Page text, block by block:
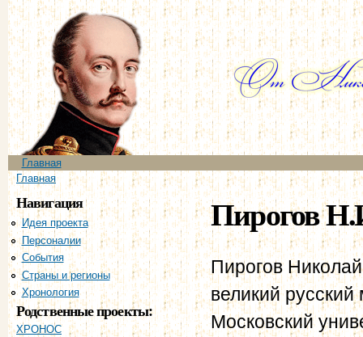
Главное меню
Главная
Вы здесь
Главная
Навигация
Идея проекта
Персоналии
События
Страны и регионы
Хронология
Родственные проекты:
ХРОНОС
Пирогов
Пирогов
великий
Московский